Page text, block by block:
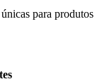
para produtos